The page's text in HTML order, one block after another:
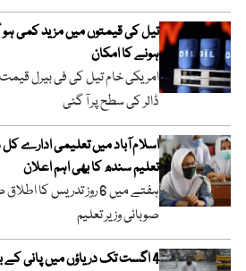
تیل کی قیمتوں میں مزید کمی ہو
ہونے کا امکان
ڈالر کی سطح پر آ گئی
اسلام آباد میں تعلیمی ادارے
تعلیم سندھ کا بھی اہم اعلان
ہفتے میں 6 روز تدریس
صوبائی وزیر تعلیم
4 اگست تک دریاؤں میں پانی کے